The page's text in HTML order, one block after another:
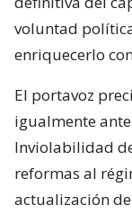
voluntad
enriquecerlo
El portavoz
igualmente
Inviolabilidad
reformas al
actualización